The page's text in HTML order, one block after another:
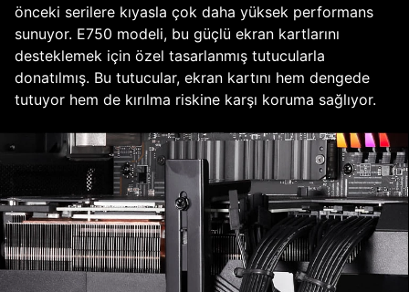
önceki serilere kıyasla çok daha yüksek performans
sunuyor. E750 modeli, bu güçlü ekran kartlarını
desteklemek için özel tasarlanmış tutucularla
donatılmış. Bu tutucular, ekran kartını hem dengede
tutuyor hem de kırılma riskine karşı koruma sağlıyor.